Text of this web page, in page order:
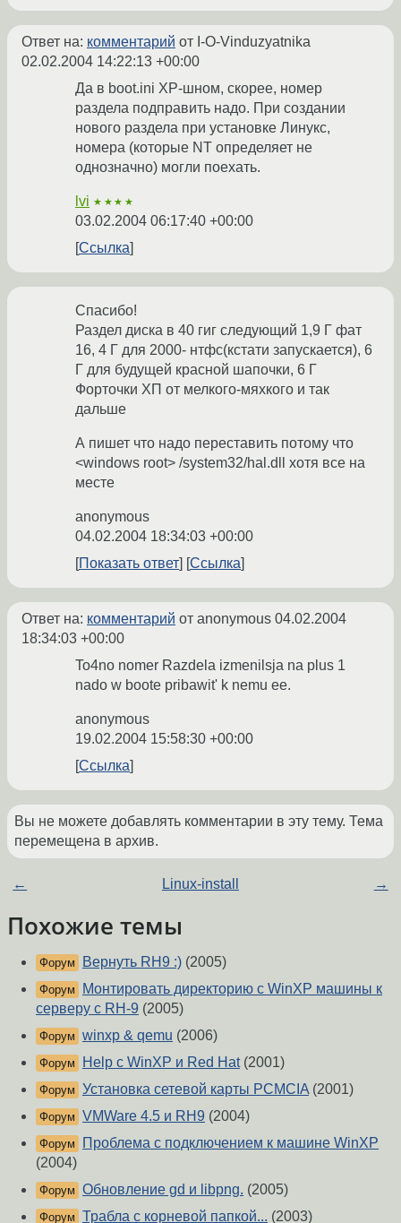
Ответ на: комментарий от I-O-Vinduzyatnika
02.02.2004 14:22:13 +00:00
Да в boot.ini XP-шном, скорее, номер
раздела подправить надо. При создании
нового раздела при установке Линукс,
номера (которые NT определяет не
однозначно) могли поехать.
lvi ★★★★
03.02.2004 06:17:40 +00:00
Ссылка
Спасибо!
Раздел диска в 40 гиг следующий 1,9 Г фат
16, 4 Г для 2000- нтфс(кстати запускается), 6
Г для будущей красной шапочки, 6 Г
Форточки ХП от мелкого-мяхкого и так
дальше
А пишет что надо переставить потому что
<windows root> /system32/hal.dll хотя все на
месте
anonymous
04.02.2004 18:34:03 +00:00
Показать ответ
Ссылка
Ответ на: комментарий от anonymous 04.02.2004
18:34:03 +00:00
To4no nomer Razdela izmenilsja na plus 1
nado w boote pribawit' k nemu ee.
anonymous
19.02.2004 15:58:30 +00:00
Ссылка
Вы не можете добавлять комментарии в эту тему. Тема
перемещена в архив.
← Linux-install →
Похожие темы
Форум Вернуть RH9 :) (2005)
Форум
Монтировать директорию с WinXP машины к
серверу с RH-9 (2005)
Форум winxp & qemu (2006)
Форум Help с WinXP и Red Hat(2001)
Форум Установка сетевой карты PCMCIA (2001)
Форум VMWare 4.5 и RH9 (2004)
Форум
Проблема с подключением к машине WinXP
(2004)
Форум Обновление gd и libpng. (2005)
Форум Трабла с корневой папкой... (2003)